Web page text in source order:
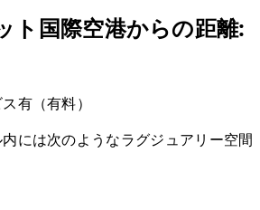
ト国際空港からの距離:
有（有料）
には次のようなラグジュアリー空間